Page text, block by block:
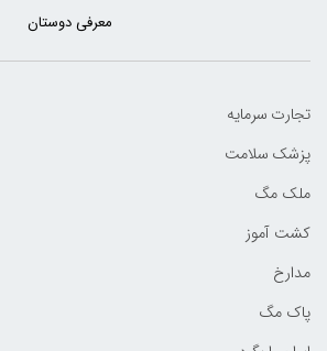
معرفی دوستان
تجارت سرمایه
پزشک سلامت
ملک مگ
کشت آموز
مدارخ
پاک مگ